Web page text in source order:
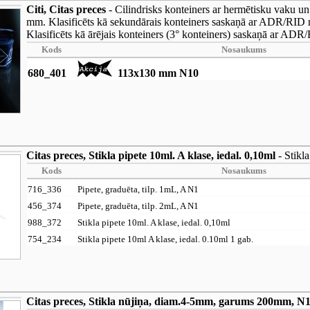
Citi, Citas preces - Cilindrisks konteiners ar hermētisku vaku
mm. Klasificēts kā sekundārais konteiners saskaņā ar ADR/
Klasificēts kā ārējais konteiners (3° konteiners) saskaņā ar
Kods Nosaukums
680_401 113x130 mm N10
Citas preces, Stikla pipete 10ml. A klase, iedal. 0,10ml -
Kods
Nosaukums
716_336
Pipete, graduēta, tilp. 1mL, A N1
456_374
Pipete, graduēta, tilp. 2mL, A N1
988_372
Stikla pipete 10ml. A klase, iedal. 0,10ml
754_234
Stikla pipete 10ml A klase, iedal. 0.10ml 1 gab.
Citas preces, Stikla nūjiņa, diam.4-5mm, garums 200mm, N1